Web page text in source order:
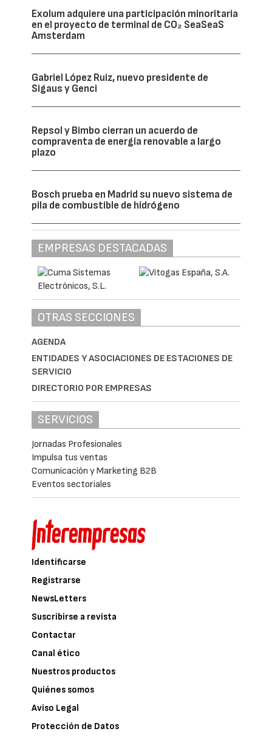
Exolum adquiere una participación minoritaria
en el proyecto de terminal de CO₂ SeaSeaS
Amsterdam
Gabriel López Ruiz, nuevo presidente de
Sigaus y Genci
Repsol y Bimbo cierran un acuerdo de
compraventa de energía renovable a largo
plazo
Bosch prueba en Madrid su nuevo sistema de
pila de combustible de hidrógeno
EMPRESAS DESTACADAS
OTRAS SECCIONES
AGENDA
ENTIDADES Y ASOCIACIONES DE ESTACIONES DE
SERVICIO
DIRECTORIO POR EMPRESAS
SERVICIOS
Jornadas Profesionales
Impulsa tus ventas
Comunicación y Marketing B2B
Eventos sectoriales
Identificarse
Registrarse
NewsLetters
Suscribirse a revista
Contactar
Canal ético
Nuestros productos
Quiénes somos
Aviso Legal
Protección de Datos